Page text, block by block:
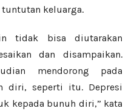
keluarga.
tidak bisa diutarakan
dan disampaikan.
mendorong pada
diri, seperti itu. Depresi
kepada bunuh diri,” kata